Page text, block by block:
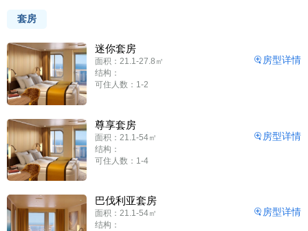
套房
迷你套房
面积：21.1-27.8㎡
结构：
可住人数：1-2
房型详情
尊享套房
面积：21.1-54㎡
结构：
可住人数：1-4
房型详情
巴伐利亚套房
面积：21.1-54㎡
结构：
房型详情